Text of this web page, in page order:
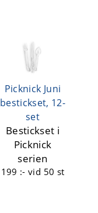
Picknick Juni
bestickset, 12-
set
Bestickset i
Picknick
serien
199 :-vid 50 st